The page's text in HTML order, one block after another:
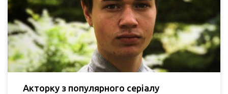
Акторку з популярного серіалу